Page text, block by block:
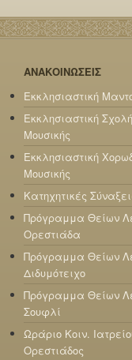
ΑΝΑΚΟΙΝΩΣΕΙΣ
Εκκλησιαστική
Εκκλησιαστική
Μουσικής
Εκκλησιαστική
Μουσικής
Κατηχητικές
Πρόγραμμα Θείων
Ορεστιάδα
Πρόγραμμα Θείων
Διδυμότειχο
Πρόγραμμα Θείων
Σουφλί
Ωράριο Κοιν.
Ορεστιάδος